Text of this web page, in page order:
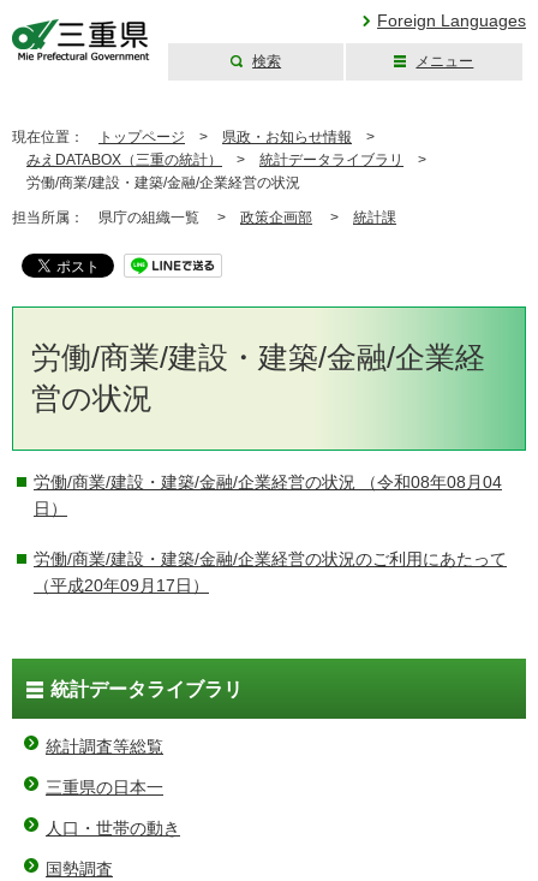
Foreign Languages
検索 メニュー
現在位置： トップページ > 県政・お知らせ情報 >
みえDATABOX（三重の統計）
> 統計データライブラリ
>
労働/商業/建設・建築/金融/企業経営の状況
担当所属： 県庁の組織一覧 > 政策企画部 > 統計課
労働/商業/建設・建築/金融/企業経
営の状況
労働/商業/建設・建築/金融/企業経営の状況
（令和08年08月04
日）
労働/商業/建設・建築/金融/企業経営の状況のご利用にあたって
（平成20年09月17日）
統計データライブラリ
統計調査等総覧
三重県の日本一
人口・世帯の動き
国勢調査